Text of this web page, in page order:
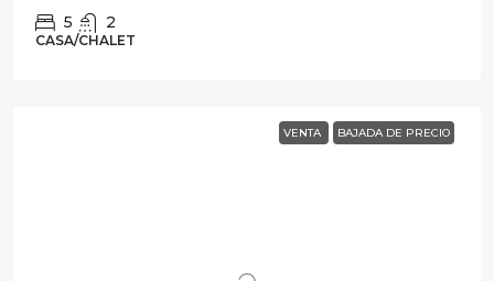
5 2
CASA/CHALET
VENTA BAJADA DE PRECIO